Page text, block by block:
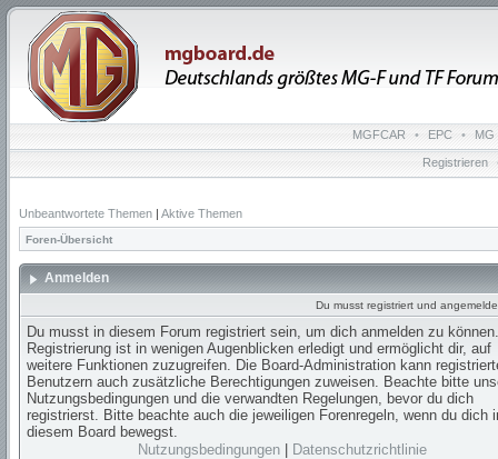
MGFCAR • EPC • MG
Registrieren
Unbeantwortete Themen | Aktive Themen
Foren-Übersicht
Anmelden
Du musst registriert und
Du musst in diesem Forum registriert sein, um dich anmelden zu
Registrierung ist in wenigen Augenblicken erledigt und ermöglicht dir, auf
weitere Funktionen zuzugreifen. Die Board-Administration kann
Benutzern auch zusätzliche Berechtigungen zuweisen. Beachte bitte
Nutzungsbedingungen und die verwandten Regelungen, bevor du dich
registrierst. Bitte beachte auch die jeweiligen Forenregeln, wenn du dich
diesem Board bewegst.
Nutzungsbedingungen
Datenschutzrichtlinie